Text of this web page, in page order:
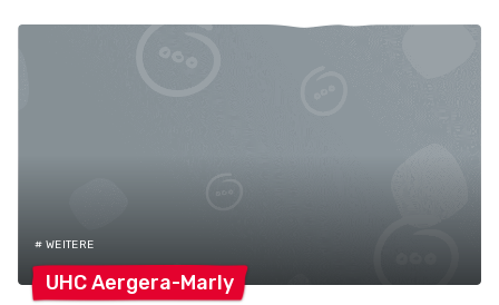
# WEITERE
UHCAergera-Marly